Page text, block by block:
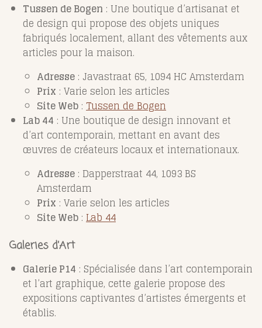
Tussen de Bogen : Une boutique d’artisanat et
de design qui propose des objets uniques
fabriqués localement, allant des vêtements aux
articles pour la maison.
Adresse : Javastraat 65, 1094 HC Amsterdam
Prix : Varie selon les articles
Site Web : Tussen de Bogen
Lab 44 : Une boutique de design innovant et
d’art contemporain, mettant en avant des
œuvres de créateurs locaux et internationaux.
Adresse : Dapperstraat 44, 1093 BS
Amsterdam
Prix : Varie selon les articles
Site Web : Lab 44
Galeries d’Art
Galerie P14 : Spécialisée dans l’art contemporain
et l’art graphique, cette galerie propose des
expositions captivantes d’artistes émergents et
établis.